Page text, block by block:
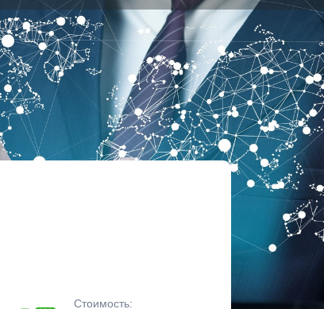
Стоимость: